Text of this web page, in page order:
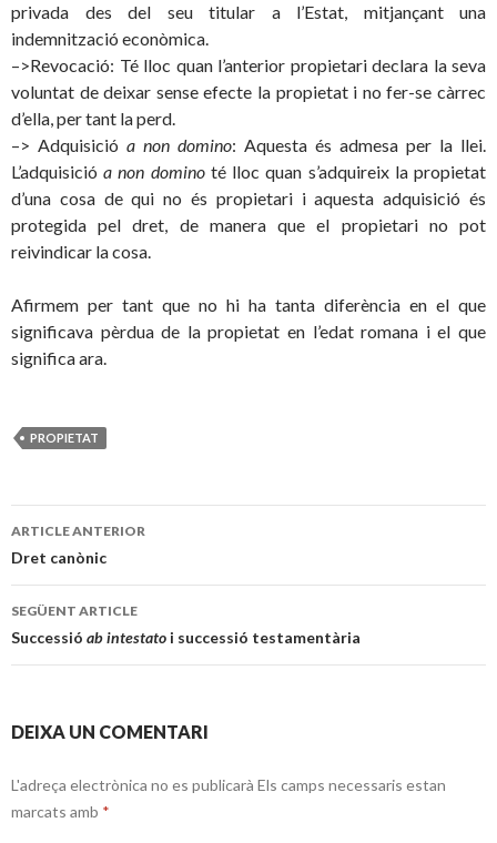
privada des del seu titular a l’Estat, mitjançant una
indemnització econòmica.
–>Revocació: Té lloc quan l’anterior propietari declara la seva
voluntat de deixar sense efecte la propietat i no fer-se càrrec
d’ella, per tant la perd.
–> Adquisició a non domino: Aquesta és admesa per la llei.
L’adquisicióa non dominoté lloc quan s’adquireix la propietat
d’una cosa de qui no és propietari i aquesta adquisició és
protegida pel dret, de manera que el propietari no pot
reivindicar la cosa.
Afirmem per tant que no hi ha tanta diferència en el que
significava pèrdua de la propietat en l’edat romana i el que
significa ara.
PROPIETAT
Navegació
pels
articles
ARTICLE ANTERIOR
Dret canònic
SEGÜENT ARTICLE
Successió ab intestato i successió testamentària
DEIXA UN COMENTARI
L'adreça electrònica no es publicarà Els camps necessaris estan
marcats amb *